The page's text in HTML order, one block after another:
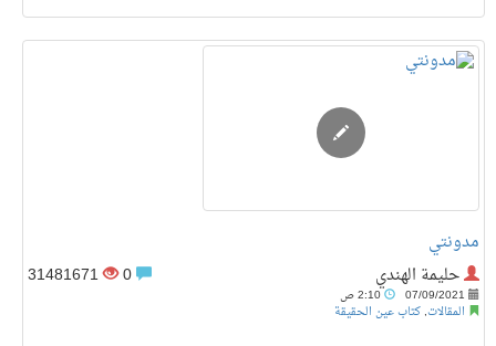
مدونتي
حليمة الهندي
07/09/2021
المقالات, كتاب عين الحقيقة
31481671